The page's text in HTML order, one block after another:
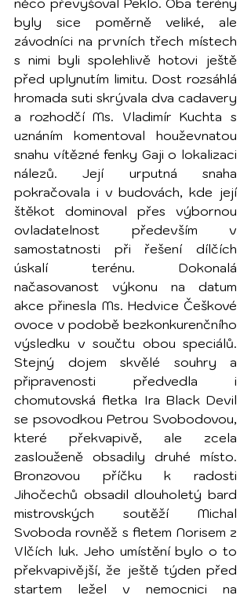
něco převyšoval Peklo. Oba terény
byly sice poměrně veliké, ale
závodníci na prvních třech místech
s nimi byli spolehlivě hotovi ještě
před uplynutím limitu. Dost rozsáhlá
hromada suti skrývala dva cadavery
a rozhodčí Ms. Vladimír Kuchta s
uznáním komentoval houževnatou
snahu vítězné fenky Gaji o lokalizaci
nálezů. Její urputná snaha
pokračovala i v budovách, kde její
štěkot dominoval přes výbornou
ovladatelnost především v
samostatnosti při řešení dílčích
úskalí terénu. Dokonalá
načasovanost výkonu na datum
akce přinesla Ms. Hedvice Češkové
ovoce v podobě bezkonkurenčního
výsledku v součtu obou speciálů.
Stejný dojem skvělé souhry a
připravenosti předvedla i
chomutovská fletka Ira Black Devil
se psovodkou Petrou Svobodovou,
které překvapivě, ale zcela
zaslouženě obsadily druhé místo.
Bronzovou příčku k radosti
Jihočechů obsadil dlouholetý bard
mistrovských soutěží Michal
Svoboda rovněž s fletem Norisem z
Vlčích luk. Jeho umístění bylo o to
překvapivější, že ještě týden před
startem ležel v nemocnici na